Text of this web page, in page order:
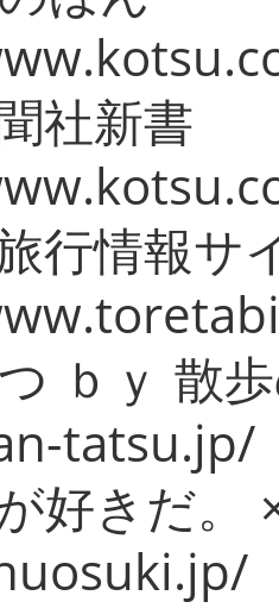
社新書
行情報サ
ｂｙ 散
tatsu.jp/
好きだ。